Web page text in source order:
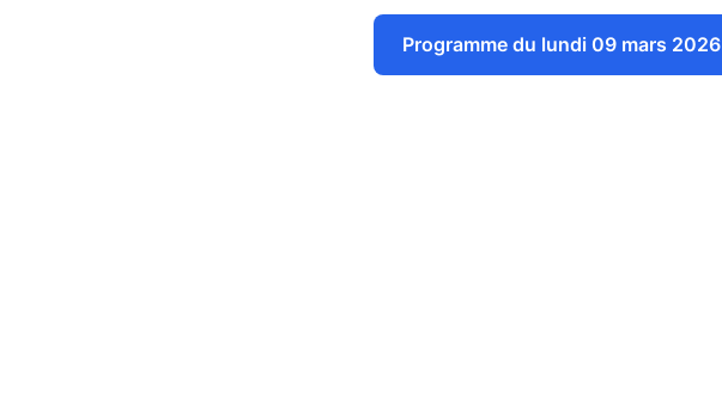
Programme du lundi 09 mars 2026